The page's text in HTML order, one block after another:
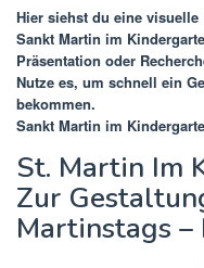
Hier siehst du eine visuelle
Sankt Martin im
Präsentation oder
Nutze es, um schnell ein
bekommen.
Sankt Martin im
St. Martin Im
Zur
Martinstags –